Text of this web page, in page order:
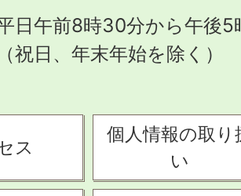
日午前8時30分から午後5
（祝日、年末年始を除く）
ス
個人情報の取り
い